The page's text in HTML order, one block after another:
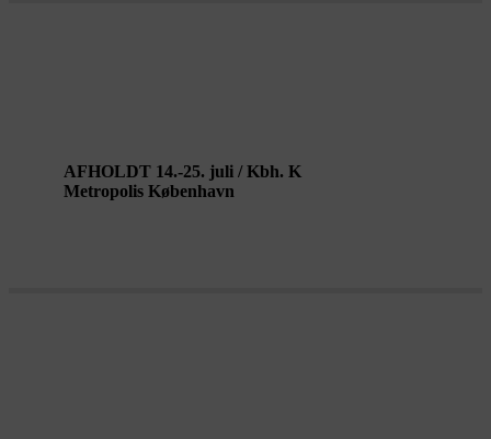
AFHOLDT 14.-25. juli / Kbh. K
Metropolis København